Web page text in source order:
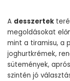
A desszertek
megoldásokat
mint a tiramisu, a
joghurtkrémek,
sütemények,
szintén jó